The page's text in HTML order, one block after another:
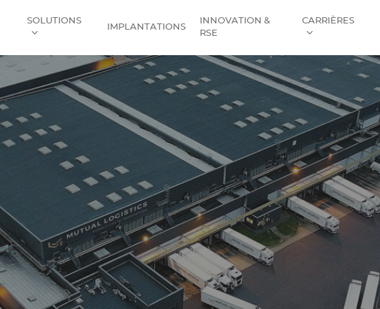
SOLUTIONS
IMPLANTATIONS
INNOVATION &
RSE
CARRIÈRES